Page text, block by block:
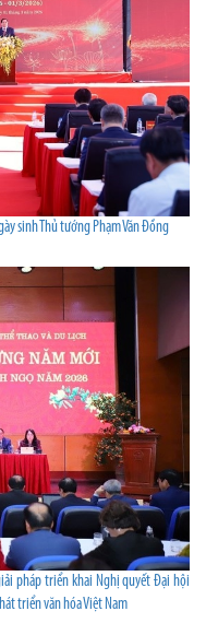
sinh Thủ tướng Phạm Văn Đồng
pháp triển khai Nghị quyết Đại hội
triển văn hóa Việt Nam